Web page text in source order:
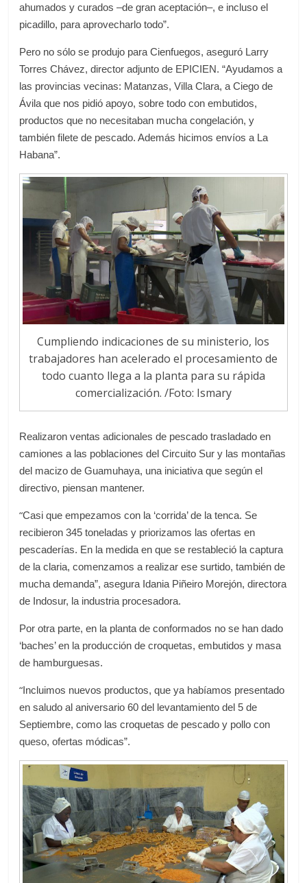
ahumados y curados ‒de gran aceptación‒, e incluso el
picadillo, para aprovecharlo todo”.
Pero no sólo se produjo para Cienfuegos, aseguró Larry
Torres Chávez, director adjunto de EPICIEN. “Ayudamos a
las provincias vecinas: Matanzas, Villa Clara, a Ciego de
Ávila que nos pidió apoyo, sobre todo con embutidos,
productos que no necesitaban mucha congelación, y
también filete de pescado. Además hicimos envíos a La
Habana”.
Cumpliendo indicaciones de su ministerio, los
trabajadores han acelerado el procesamiento de
todo cuanto llega a la planta para su rápida
comercialización. /Foto: Ismary
Realizaron ventas adicionales de pescado trasladado en
camiones a las poblaciones del Circuito Sur y las montañas
del macizo de Guamuhaya, una iniciativa que según el
directivo, piensan mantener.
“Casi que empezamos con la ‘corrida’ de la tenca. Se
recibieron 345 toneladas y priorizamos las ofertas en
pescaderías. En la medida en que se restableció la captura
de la claria, comenzamos a realizar ese surtido, también de
mucha demanda”, asegura Idania Piñeiro Morejón, directora
de Indosur, la industria procesadora.
Por otra parte, en la planta de conformados no se han dado
‘baches’ en la producción de croquetas, embutidos y masa
de hamburguesas.
“Incluimos nuevos productos, que ya habíamos presentado
en saludo al aniversario 60 del levantamiento del 5 de
Septiembre, como las croquetas de pescado y pollo con
queso, ofertas módicas”.